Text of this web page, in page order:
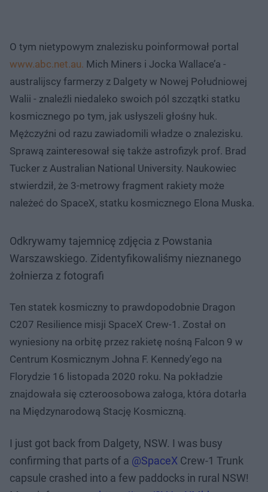
O tym nietypowym znalezisku poinformował portal
www.abc.net.au. Mich Miners i Jocka Wallace’a -
australijscy farmerzy z Dalgety w Nowej Południowej
Walii - znaleźli niedaleko swoich pól szczątki statku
kosmicznego po tym, jak usłyszeli głośny huk.
Mężczyźni od razu zawiadomili władze o znalezisku.
Sprawą zainteresował się także astrofizyk prof. Brad
Tucker z Australian National University. Naukowiec
stwierdził, że 3-metrowy fragment rakiety może
należeć do SpaceX, statku kosmicznego Elona Muska.
Odkrywamy tajemnicę zdjęcia z Powstania
Warszawskiego. Zidentyfikowaliśmy nieznanego
żołnierza z fotografi
Ten statek kosmiczny to prawdopodobnie Dragon
C207 Resilience misji SpaceX Crew-1. Został on
wyniesiony na orbitę przez rakietę nośną Falcon 9 w
Centrum Kosmicznym Johna F. Kennedy’ego na
Florydzie 16 listopada 2020 roku. Na pokładzie
znajdowała się czteroosobowa załoga, która dotarła
na Międzynarodową Stację Kosmiczną.
I just got back from Dalgety, NSW. I was busy
confirming that parts of a @SpaceX Crew-1 Trunk
capsule crashed into a few paddocks in rural NSW!